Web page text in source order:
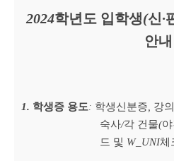
2024학년도 입학생(신·
안내
1. 학생증 용도: 학생신분증 강
숙사/각 건물(
드 및 W_UNI체